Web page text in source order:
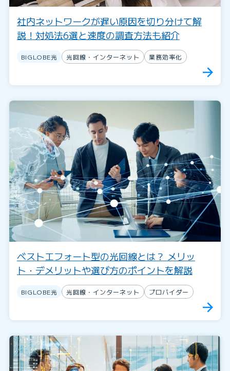
社内ネットワークが遅い原因を切り分けて解
説！対処法6選と速度の調査方法も紹介
BIGLOBE光 光回線・インターネット 業務効率化
ベストエフォート型の光回線とは？ メリッ
ト・デメリットや選び方のポイントを解説
BIGLOBE光 光回線・インターネット プロバイダー